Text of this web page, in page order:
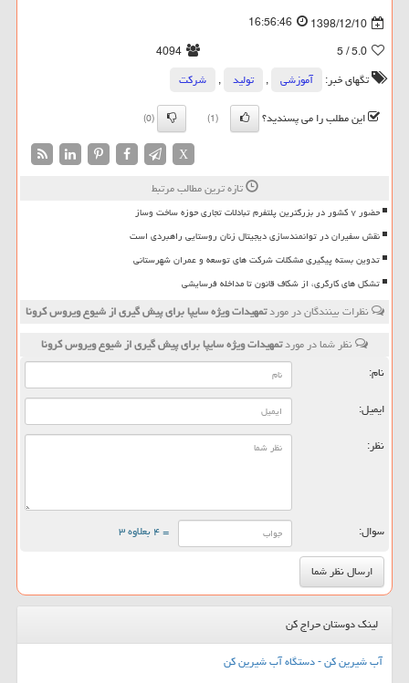
1398/12/10
16:56:46
5.0
/ 5
4094
تگهای خبر:
آموزشی , تولید ,
شركت
این مطلب را می پسندید؟
(1)
(0)
X
تازه ترین مطالب مرتبط
حضور ۷ کشور در بزرگترین پلتفرم تبادلات تجاری حوزه ساخت وساز
نقش سفیران در توانمندسازی دیجیتال زنان روستایی راهبردی است
تدوین بسته پیگیری مشکلات شرکت های توسعه و عمران شهرستانی
تشکل های کارگری، از شکاف قانون تا مداخله فرسایشی
نظرات بینندگان در موردتمهیدات ویژه سایپا برای پیش گیری از شیوع ویروس كرونا
نظر شما در موردتمهیدات ویژه سایپا برای پیش گیری از شیوع ویروس كرونا
نام:
ایمیل:
نظر:
سوال: = ۴ بعلاوه ۳
لینک دوستان حراج کن
آب شیرین کن - دستگاه آب شیرین کن